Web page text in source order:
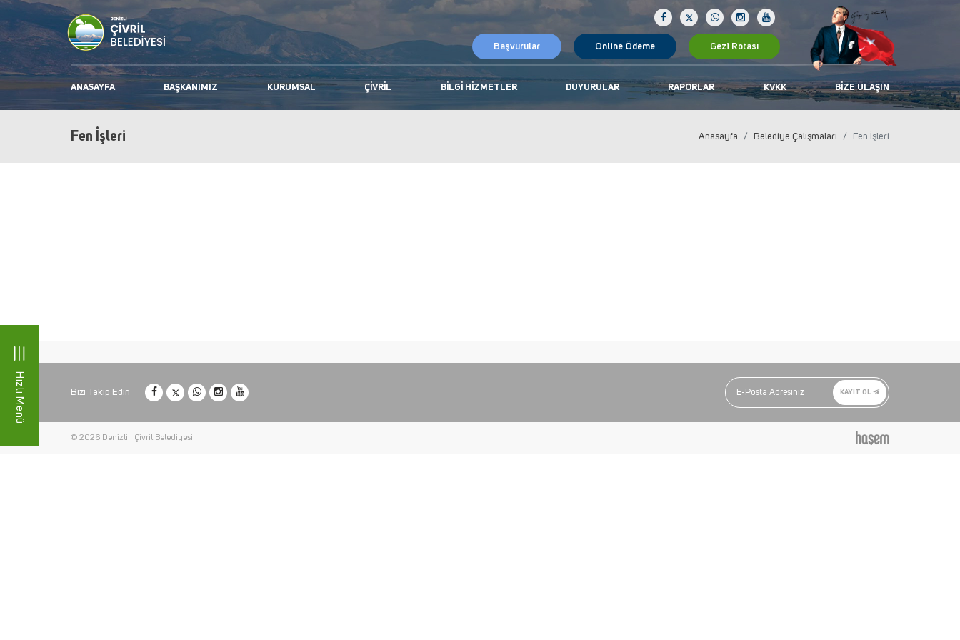
Hızlı Menü
Başvurular Online Ödeme Gezi Rotası
ANASAYFA BAŞKANIMIZ KURUMSAL ÇIVRIL BILGI HIZMETLER DUYURULAR RAPORLAR KVKK BIZE ULAŞIN
Fen İşleri Anasayfa Belediye Çalışmaları Fen İşleri
Bizi Takip Edin KAYIT OL
© 2026 Denizli | Çivril Belediyesi